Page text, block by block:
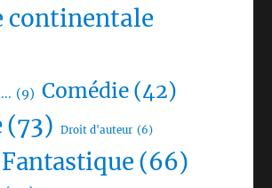
continentale
(9) Comédie (42)
(73) Droit d'auteur (6)
Fantastique (66)